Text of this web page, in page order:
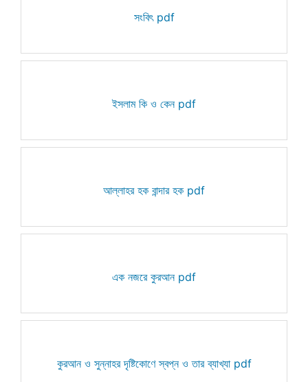
সংবিৎ pdf
ইসলাম কি ও কেন pdf
আল্লাহর হক বান্দার হক pdf
এক নজরে কুরআন pdf
কুরআন ও সুন্নাহর দৃষ্টিকোণে স্বপ্ন ও তার ব্যাখ্যা pdf